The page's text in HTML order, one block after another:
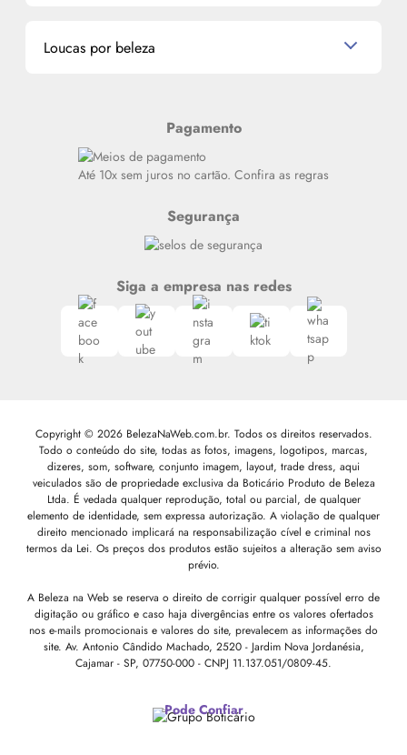
Meus endereços
Loucas por beleza
Siga nosso canal no Whatsapp
Pagamento
Até 10x sem juros no cartão. Confira as regras
Segurança
Siga a empresa nas redes
Copyright © 2026 BelezaNaWeb.com.br. Todos os direitos reservados.
Todo o conteúdo do site, todas as fotos, imagens, logotipos, marcas,
dizeres, som, software, conjunto imagem, layout, trade dress, aqui
veiculados são de propriedade exclusiva da Boticário Produto de Beleza
Ltda. É vedada qualquer reprodução, total ou parcial, de qualquer
elemento de identidade, sem expressa autorização. A violação de qualquer
direito mencionado implicará na responsabilização cível e criminal nos
termos da Lei. Os preços dos produtos estão sujeitos a alteração sem aviso
prévio.
A Beleza na Web se reserva o direito de corrigir qualquer possível erro de
digitação ou gráfico e caso haja divergências entre os valores ofertados
nos e-mails promocionais e valores do site, prevalecem as informações do
site. Av. Antonio Cândido Machado, 2520 - Jardim Nova Jordanésia,
Cajamar - SP, 07750-000 - CNPJ 11.137.051/0809-45.
Pode Confiar